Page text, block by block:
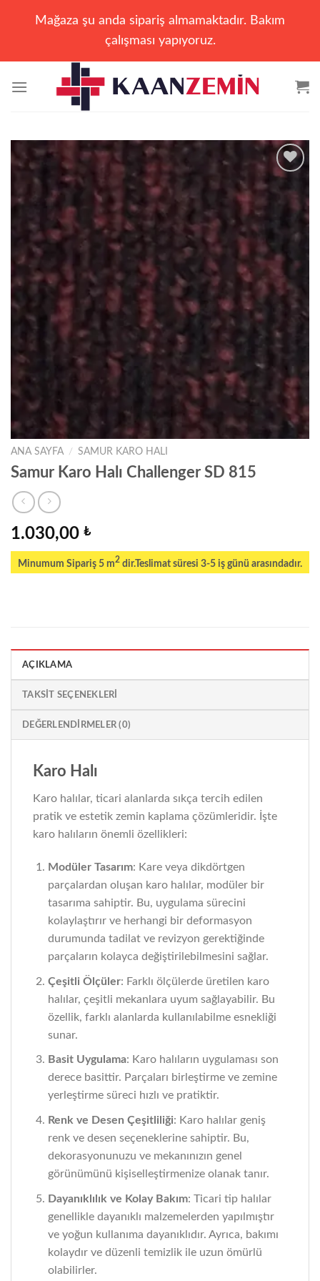
Mağaza şu anda sipariş almamaktadır. Bakım
çalışması yapıyoruz.
atla
Add to
ANA SAYFA / SAMUR KARO HALI
Samur Karo Halı Challenger SD 815
1.030,00 ₺
Minumum Sipariş 5 m2 dir.Teslimat süresi 3-5 iş günü arasındadır.
AÇIKLAMA
TAKSIT SEÇENEKLERI
DEĞERLENDIRMELER (0)
Karo Halı
Karo halılar, ticari alanlarda sıkça tercih edilen
pratik ve estetik zemin kaplama çözümleridir. İşte
karo halıların önemli özellikleri:
Modüler Tasarım: Kare veya dikdörtgen
parçalardan oluşan karo halılar, modüler bir
tasarıma sahiptir. Bu, uygulama sürecini
kolaylaştırır ve herhangi bir deformasyon
durumunda tadilat ve revizyon gerektiğinde
parçaların kolayca değiştirilebilmesini sağlar.
Çeşitli Ölçüler: Farklı ölçülerde üretilen karo
halılar, çeşitli mekanlara uyum sağlayabilir. Bu
özellik, farklı alanlarda kullanılabilme esnekliği
sunar.
Basit Uygulama: Karo halıların uygulaması son
derece basittir. Parçaları birleştirme ve zemine
yerleştirme süreci hızlı ve pratiktir.
Renk ve Desen Çeşitliliği: Karo halılar geniş
renk ve desen seçeneklerine sahiptir. Bu,
dekorasyonunuzu ve mekanınızın genel
görünümünü kişiselleştirmenize olanak tanır.
Dayanıklılık ve Kolay Bakım: Ticari tip halılar
genellikle dayanıklı malzemelerden yapılmıştır
ve yoğun kullanıma dayanıklıdır. Ayrıca, bakımı
kolaydır ve düzenli temizlik ile uzun ömürlü
olabilirler.